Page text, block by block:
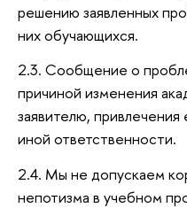
решению заявленных
них обучающихся.
2.3. Сообщение о
причиной изменения
заявителю,
иной ответственности.
2.4. Мы не допускаем
непотизма в учебном